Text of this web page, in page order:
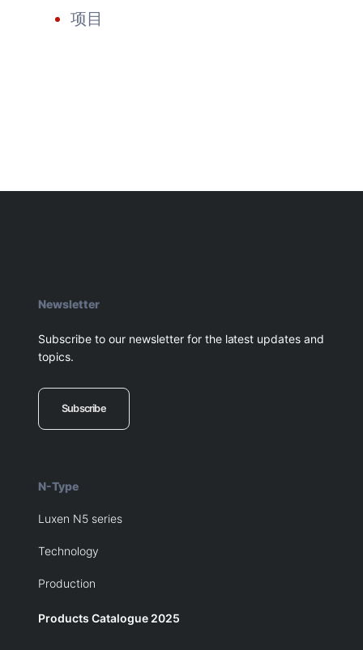
项目
Newsletter
Subscribe to our newsletter for the latest updates and
topics.
Subscribe
N-Type
Luxen N5 series
Technology
Production
Products Catalogue 2025